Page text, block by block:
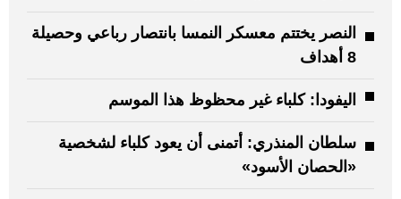
النصر يختتم معسكر النمسا بانتصار رباعي وحصيلة
8 أهداف
اليفودا: كلباء غير محظوظ هذا الموسم
سلطان المنذري: أتمنى أن يعود كلباء لشخصية
«الحصان الأسود»